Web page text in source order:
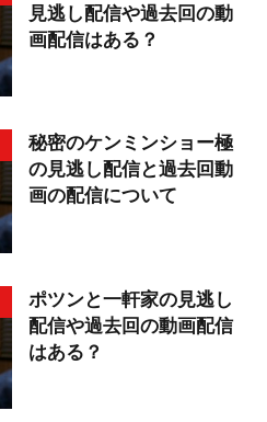
見逃し配信や過去回の動
画配信はある？
秘密のケンミンショー極
の見逃し配信と過去回動
画の配信について
ポツンと一軒家の見逃し
配信や過去回の動画配信
はある？